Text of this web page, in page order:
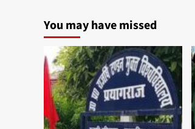
You may have missed